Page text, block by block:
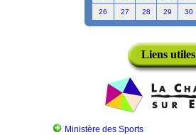
26 27 28 29 30
Liens utiles
Ministère des Sports